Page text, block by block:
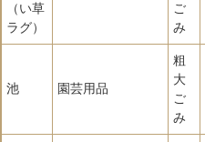
（い草
ラグ）
ご
み
池 園芸用品
粗
大
ご
み